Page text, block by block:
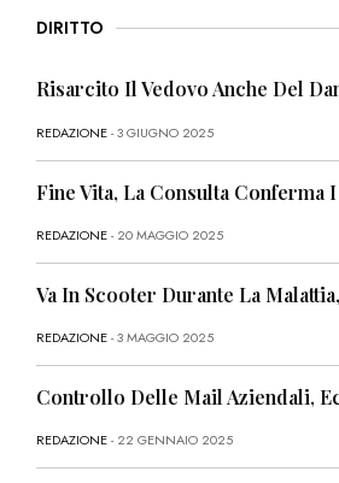
DIRITTO
Risarcito Il Vedovo Anche Del
REDAZIONE- 3 GIUGNO 2025
Fine Vita, La Consulta Conferma
REDAZIONE- 20 MAGGIO 2025
Va In Scooter Durante La
REDAZIONE- 3 MAGGIO 2025
Controllo Delle Mail Aziendali,
REDAZIONE- 22 GENNAIO 2025